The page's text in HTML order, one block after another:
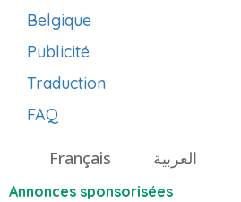
Belgique
Publicité
Traduction
FAQ
Français العربية
Annonces sponsorisées